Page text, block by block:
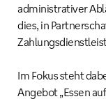
administrativer
dies, in
Im Fokus steht
Angebot „Essen